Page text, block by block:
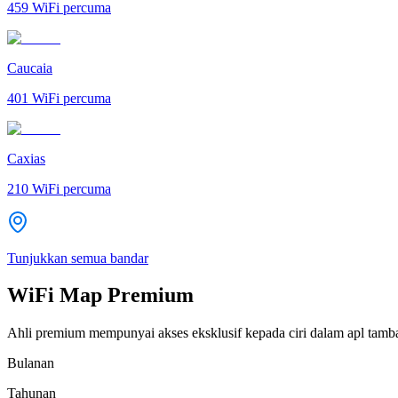
459 WiFi percuma
Caucaia
401 WiFi percuma
Caxias
210 WiFi percuma
Tunjukkan semua bandar
WiFi Map Premium
Ahli premium mempunyai akses eksklusif kepada ciri dalam apl
Bulanan
Tahunan